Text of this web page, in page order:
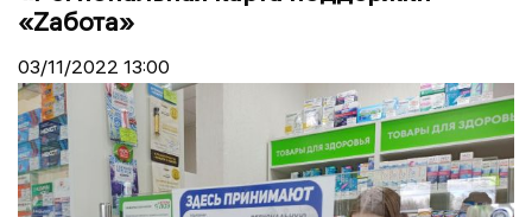
«Zабота»
03/11/2022 13:00